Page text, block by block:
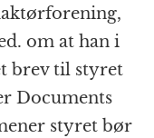
om at han i
brev til styret
Documents
styret bør